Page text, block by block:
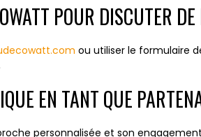
POUR DISCUTER
ou utiliser le formulaire
EN TANT QUE
personnalisée et son